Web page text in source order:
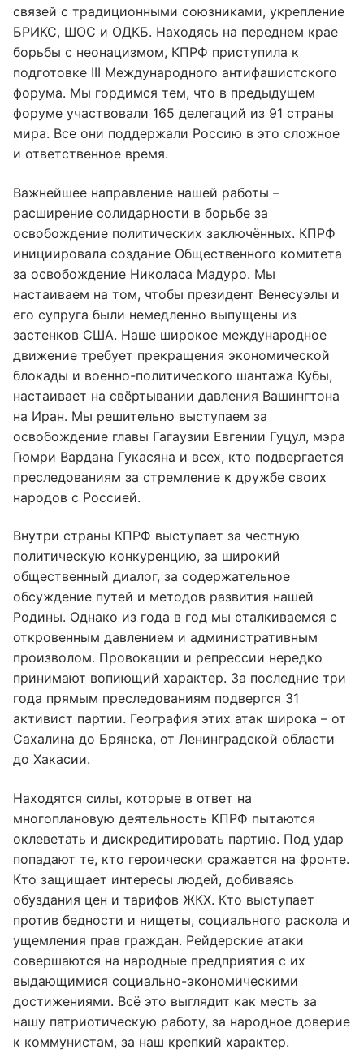
связей с традиционными союзниками, укрепление
БРИКС, ШОС и ОДКБ. Находясь на переднем крае
борьбы с неонацизмом, КПРФ приступила к
подготовке III Международного антифашистского
форума. Мы гордимся тем, что в предыдущем
форуме участвовали 165 делегаций из 91 страны
мира. Все они поддержали Россию в это сложное
и ответственное время.
Важнейшее направление нашей работы –
расширение солидарности в борьбе за
освобождение политических заключённых. КПРФ
инициировала создание Общественного комитета
за освобождение Николаса Мадуро. Мы
настаиваем на том, чтобы президент Венесуэлы и
его супруга были немедленно выпущены из
застенков США. Наше широкое международное
движение требует прекращения экономической
блокады и военно-политического шантажа Кубы,
настаивает на свёртывании давления Вашингтона
на Иран. Мы решительно выступаем за
освобождение главы Гагаузии Евгении Гуцул, мэра
Гюмри Вардана Гукасяна и всех, кто подвергается
преследованиям за стремление к дружбе своих
народов с Россией.
Внутри страны КПРФ выступает за честную
политическую конкуренцию, за широкий
общественный диалог, за содержательное
обсуждение путей и методов развития нашей
Родины. Однако из года в год мы сталкиваемся с
откровенным давлением и административным
произволом. Провокации и репрессии нередко
принимают вопиющий характер. За последние три
года прямым преследованиям подвергся 31
активист партии. География этих атак широка – от
Сахалина до Брянска, от Ленинградской области
до Хакасии.
Находятся силы, которые в ответ на
многоплановую деятельность КПРФ пытаются
оклеветать и дискредитировать партию. Под удар
попадают те, кто героически сражается на фронте.
Кто защищает интересы людей, добиваясь
обуздания цен и тарифов ЖКХ. Кто выступает
против бедности и нищеты, социального раскола и
ущемления прав граждан. Рейдерские атаки
совершаются на народные предприятия с их
выдающимися социально-экономическими
достижениями. Всё это выглядит как месть за
нашу патриотическую работу, за народное доверие
к коммунистам, за наш крепкий характер.